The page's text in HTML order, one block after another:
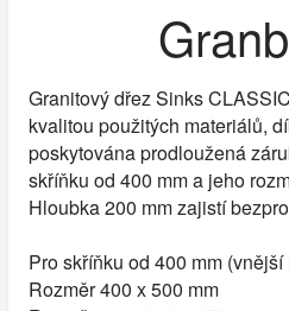
Granitový dřez Sinks
kvalitou použitých materiálů,
poskytována prodloužená
skříňku od 400 mm a jeho
Hloubka 200 mm zajistí
Pro skříňku od 400 mm (vnější
Rozměr 400 x 500 mm